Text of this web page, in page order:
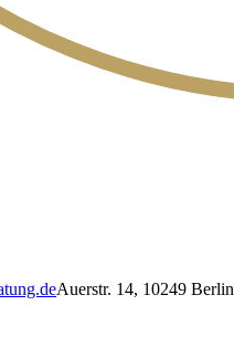
Auerstr. 14, 10249 Berlin